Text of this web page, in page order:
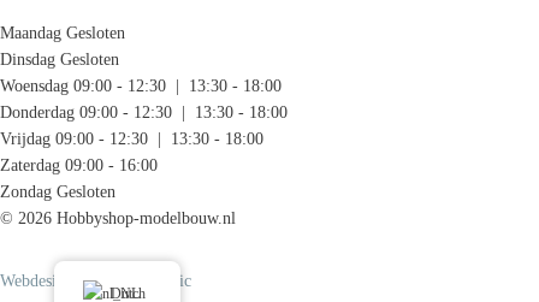
Maandag Gesloten
Dinsdag Gesloten
Woensdag 09:00 - 12:30 | 13:30 - 18:00
Donderdag 09:00 - 12:30 | 13:30 - 18:00
Vrijdag 09:00 - 12:30 | 13:30 - 18:00
Zaterdag 09:00 - 16:00
Zondag Gesloten
© 2026 Hobbyshop-modelbouw.nl
Webdesign door Systemedic
Dutch